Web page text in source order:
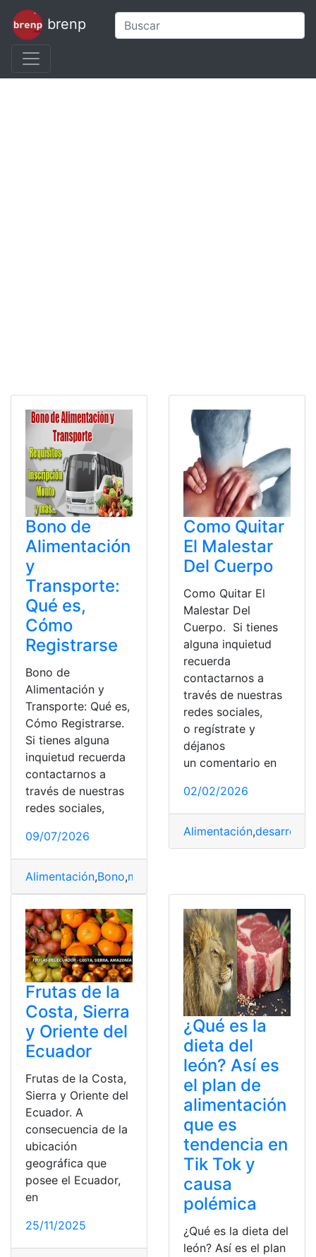
brenp
Bono de
Alimentación
y
Transporte:
Qué es,
Cómo
Registrarse
Bono de
Alimentación y
Transporte: Qué es,
Cómo Registrarse.
Si tienes alguna
inquietud recuerda
contactarnos a
través de nuestras
redes sociales,
09/07/2026
Alimentación,Bono,monto
Como Quitar
El Malestar
Del Cuerpo
Como Quitar El
Malestar Del
Cuerpo. Si tienes
alguna inquietud
recuerda
contactarnos a
través de nuestras
redes sociales,
o regístrate y
déjanos
un comentario en
02/02/2026
Alimentación,desarrollo
Frutas de la
Costa, Sierra
y Oriente del
Ecuador
Frutas de la Costa,
Sierra y Oriente del
Ecuador. A
consecuencia de la
ubicación
geográfica que
posee el Ecuador,
en
25/11/2025
¿Qué es la
dieta del
león? Así es
el plan de
alimentación
que es
tendencia en
Tik Tok y
causa
polémica
¿Qué es la dieta del
león? Así es el plan